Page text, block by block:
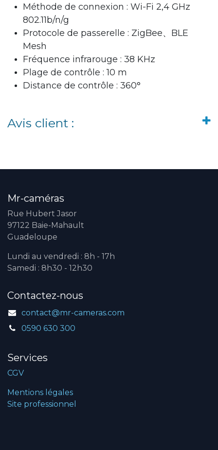
Méthode de connexion : Wi-Fi 2,4 GHz
802.11b/n/g
Protocole de passerelle : ZigBee、BLE
Mesh
Fréquence infrarouge : 38 KHz
Plage de contrôle : 10 m
Distance de contrôle : 360°
Avis client :
Mr-caméras
Rue Hubert Jasor
97122 Baie-Mahault
Guadeloupe
Lundi au vendredi : 8h - 17h
Samedi : 8h30 - 12h30
Contactez-nous
contact@mr-cameras.com
0590 630 300
Services
CGV
Mentions légales
Site professionnel